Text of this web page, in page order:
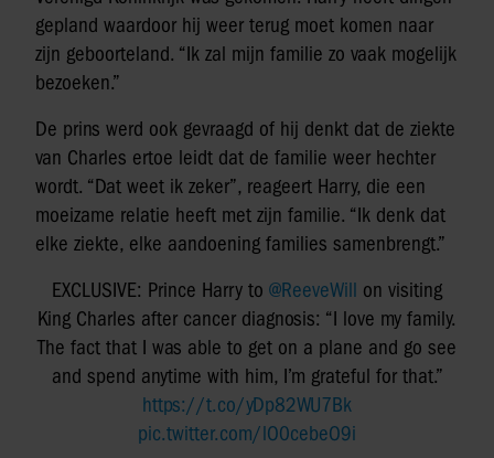
gepland waardoor hij weer terug moet komen naar
zijn geboorteland. “Ik zal mijn familie zo vaak mogelijk
bezoeken.”
De prins werd ook gevraagd of hij denkt dat de ziekte
van Charles ertoe leidt dat de familie weer hechter
wordt. “Dat weet ik zeker”, reageert Harry, die een
moeizame relatie heeft met zijn familie. “Ik denk dat
elke ziekte, elke aandoening families samenbrengt.”
EXCLUSIVE: Prince Harry to @ReeveWill on visiting
King Charles after cancer diagnosis: “I love my family.
The fact that I was able to get on a plane and go see
and spend anytime with him, I’m grateful for that.”
https://t.co/yDp82WU7Bk
pic.twitter.com/lO0cebeO9i